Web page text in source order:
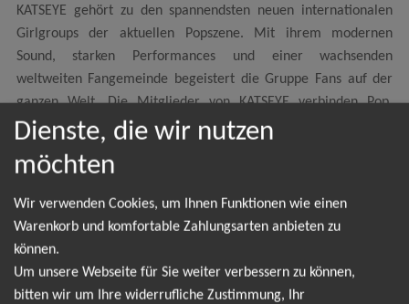
KATSEYE gehört zu den spannendsten neuen internationalen
Girlgroups der aktuellen Popszene. Mit ihrem modernen
Sound, starken Performances und einer wachsenden
weltweiten Fangemeinde begeistert die Gruppe Fans auf der
ganzen Welt. Die Mitglieder von KATSEYE verbinden Pop,
Dance und internationale Einflüsse zu einem einzigartigen Stil,
der besonders live für unvergessliche Konzertmomente sorgt.
Wer KATSEYE einmal auf der Bühne erlebt hat, weiß, warum
Dienste, die wir nutzen
möchten
Wir verwenden Cookies, um Ihnen Funktionen wie einen
Warenkorb und komfortable Zahlungsarten anbieten zu
können.
Um unsere Webseite für Sie weiter verbessern zu können,
bitten wir um Ihre widerrufliche Zustimmung, Ihr